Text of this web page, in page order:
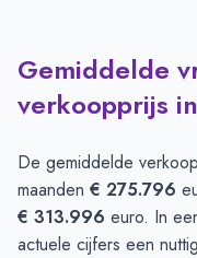
Gemiddelde
verkoopprijs
De gemiddelde
maanden € 275.796
€ 313.996 euro. In
actuele cijfers een